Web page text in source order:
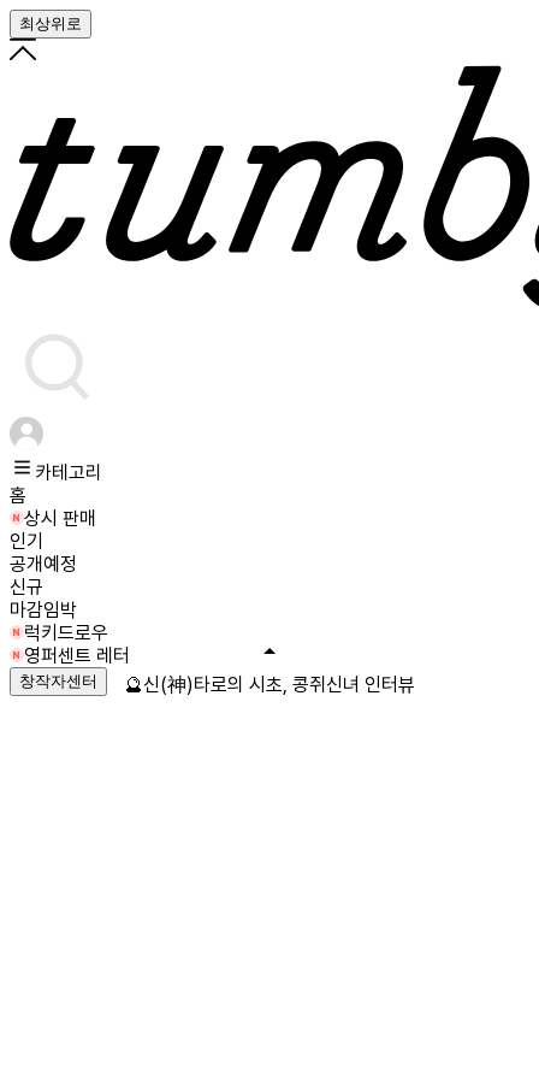
최상위로
카테고리
홈
상시 판매
인기
공개예정
신규
마감임박
럭키드로우
영퍼센트 레터
창작자센터 🔮신(神)타로의 시초, 콩쥐신녀 인터뷰